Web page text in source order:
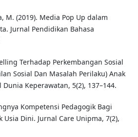
M. (2019). Media Pop Up dalam
Jurnal Pendidikan Bahasa
Terhadap Perkembangan Sosial
Sosial Dan Masalah Perilaku) Anak
Dunia Keperawatan, 5(2), 137–144.
Kompetensi Pedagogik Bagi
Usia Dini. Jurnal Care Unipma, 7(2),